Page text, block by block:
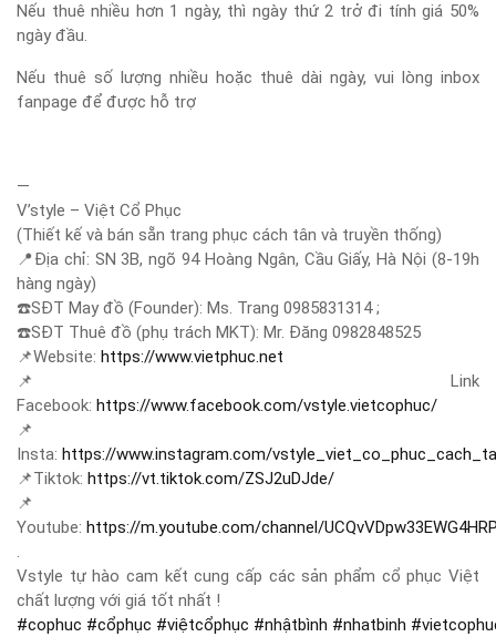
Nếu thuê nhiều hơn 1 ngày, thì ngày thứ 2 trở đi tính giá 50%
ngày đầu.
Nếu thuê số lượng nhiều hoặc thuê dài ngày, vui lòng inbox
fanpage để được hỗ trợ
—
V’style – Việt Cổ Phục
(Thiết kế và bán sẵn trang phục cách tân và truyền thống)
📍 Địa chỉ: SN 3B, ngõ 94 Hoàng Ngân, Cầu Giấy, Hà Nội (8-19h
hàng ngày)
☎️SĐT May đồ (Founder): Ms. Trang 0985831314 ;
☎️SĐT Thuê đồ (phụ trách MKT): Mr. Đăng 0982848525
📌Website: https://www.vietphuc.net
📌 Link
Facebook: https://www.facebook.com/vstyle.vietcophuc/
📌
Insta: https://www.instagram.com/
📌Tiktok: https://vt.tiktok.com/ZSJ2uDJde/
📌
Youtube: https://m.youtube.com/channel/
.
Vstyle tự hào cam kết cung cấp các sản phẩm cổ phục Việt
chất lượng với giá tốt nhất !
#cophuc #cổphục #việtcổphục #nhậtbình #nhatbinh #